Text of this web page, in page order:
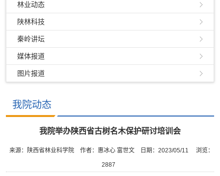
林业动态
陕林科技
秦岭讲坛
媒体报道
图片报道
我院动态
我院举办陕西省古树名木保护研讨培训会
来源：陕西省林业科学院 作者：惠冰心 富世文 日期：2023/05/11 浏览：
2887